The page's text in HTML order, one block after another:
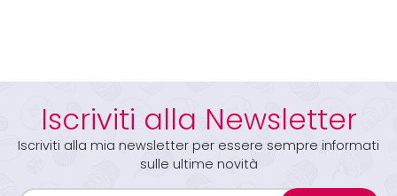
Iscriviti alla Newsletter
Iscriviti alla mia newsletter per essere sempre informati
sulle ultime novità